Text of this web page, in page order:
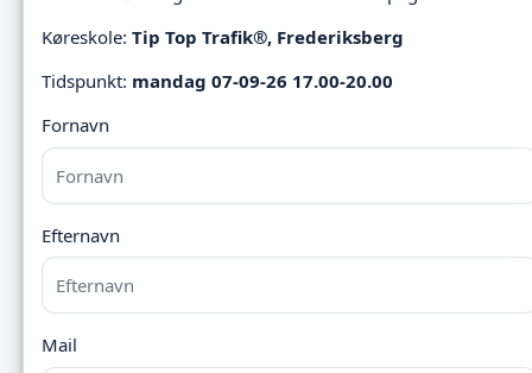
Køreskole: Tip Top Trafik®, Frederiksberg
Tidspunkt: mandag 07-09-26 17.00-20.00
Fornavn
Efternavn
Mail